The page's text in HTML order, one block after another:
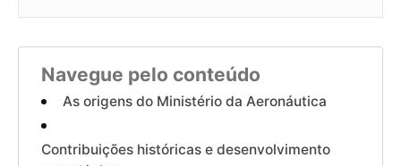
Navegue pelo conteúdo
As origens do Ministério da Aeronáutica
Contribuições históricas e desenvolvimento